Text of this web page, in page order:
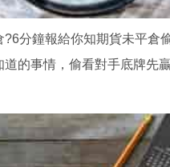
分鐘報給你知期貨未平倉
的事情，偷看對手底牌先贏